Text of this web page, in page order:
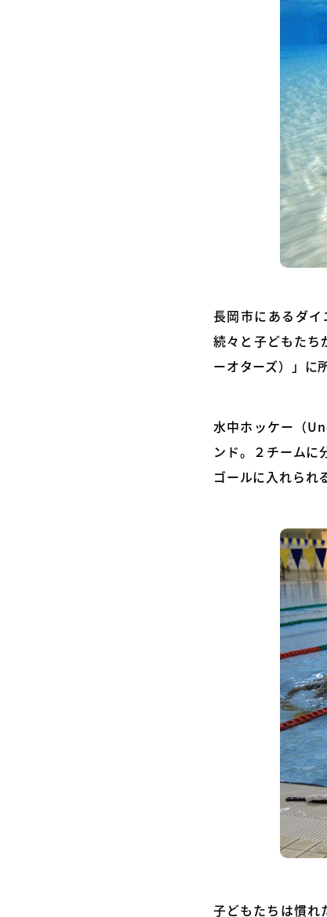
長岡市にあるダイ
続々と子どもたち
ーオターズ）」に
水中ホッケー（
ンド。２チームに
ゴールに入れられ
子どもたちは慣れ